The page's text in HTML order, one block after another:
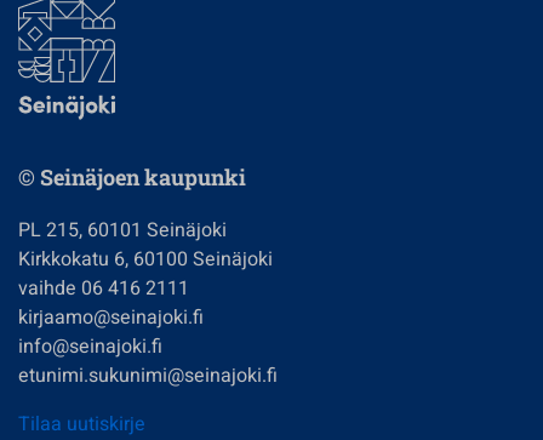
© Seinäjoen kaupunki
PL 215, 60101 Seinäjoki
Kirkkokatu 6, 60100 Seinäjoki
vaihde 06 416 2111
kirjaamo@seinajoki.fi
info@seinajoki.fi
etunimi.sukunimi@seinajoki.fi
Tilaa uutiskirje